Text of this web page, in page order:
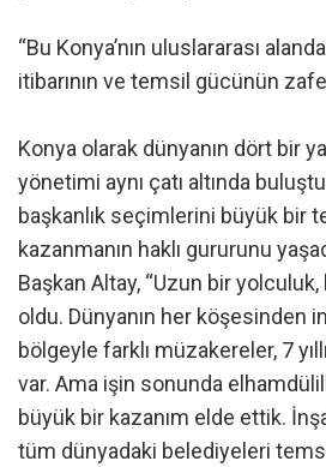
“Bu Konya’nın uluslararası
itibarının ve temsil gücünün
Konya olarak dünyanın dört bir
yönetimi aynı çatı altında
başkanlık seçimlerini büyük bir
kazanmanın haklı gururunu
Başkan Altay, “Uzun bir
oldu. Dünyanın her köşesinden
bölgeyle farklı müzakereler, 7
var. Ama işin sonunda
büyük bir kazanım elde ettik.
tüm dünyadaki belediyeleri